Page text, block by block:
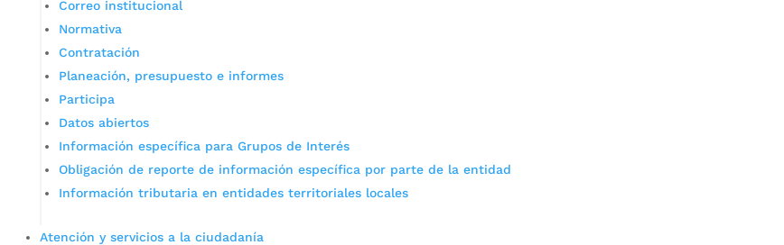
Correo institucional
Normativa
Contratación
Planeación, presupuesto e informes
Participa
Datos abiertos
Información específica para Grupos de Interés
Obligación de reporte de información específica por parte de la entidad
Información tributaria en entidades territoriales locales
Atención y servicios a la ciudadanía